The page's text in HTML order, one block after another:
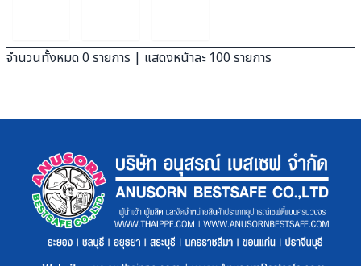
จำนวนทั้งหมด 0 รายการ | แสดงหน้าละ 100 รายการ